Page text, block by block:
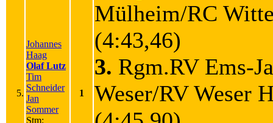
5.
Johannes
Haag
Olaf Lutz
Tim
Schneider
Jan
Sommer
Stm:
1
Mülheim/RC
(4:43,46)
3. Rgm.RV Ems-
Weser/RV Weser